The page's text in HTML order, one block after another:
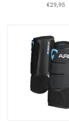
€29,95